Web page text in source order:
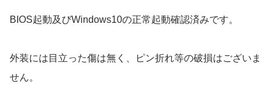
BIOS起動及びWindows10の正常起動確認済みです。
外装には目立った傷は無く、ピン折れ等の破損はございま
せん。